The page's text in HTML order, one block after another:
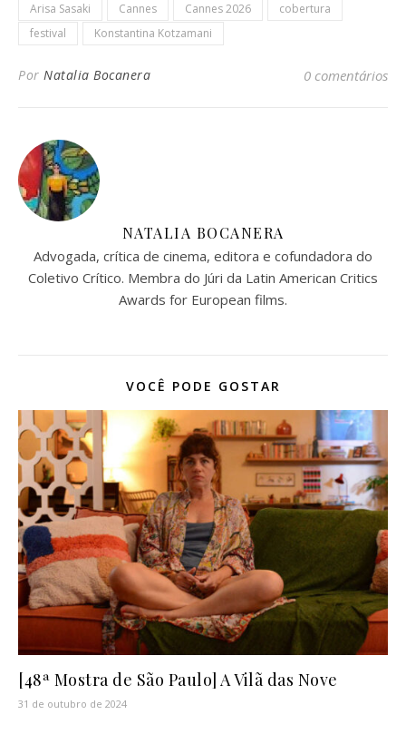
Arisa Sasaki Cannes Cannes 2026
cobertura
festival
Konstantina Kotzamani
Por Natalia Bocanera 0 comentários
NATALIA BOCANERA
Advogada, crítica de cinema, editora e cofundadora do
Coletivo Crítico. Membra do Júri da Latin American Critics
Awards for European films.
VOCÊ PODE GOSTAR
[48ª Mostra de São Paulo] A Vilã das Nove
31 de outubro de 2024